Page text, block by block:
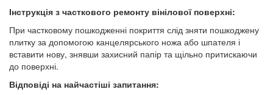
Інструкція з часткового ремонту вінілової поверхні:
При частковому пошкодженні покриття слід зняти пошкоджену
плитку за допомогою канцелярського ножа або шпателя і
вставити нову, знявши захисний папір та щільно притискаючи
до поверхні.
Відповіді на найчастіші запитання: